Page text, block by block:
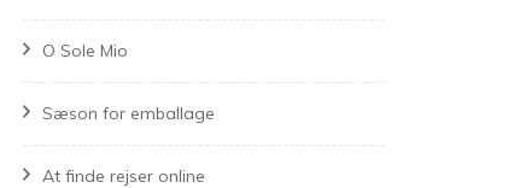
O Sole Mio
Sæson for emballage
At finde rejser online